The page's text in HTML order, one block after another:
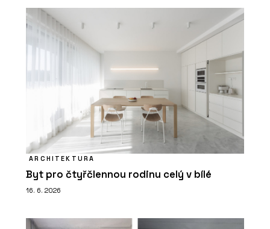
ARCHITEKTURA
Byt pro čtyřčlennou rodinu celý v bílé
16. 6. 2026